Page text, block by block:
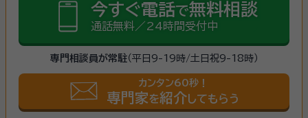
今すぐ電話で無料相談
通話無料／24時間受付中
専門相談員が常駐（平日9-19時/土日祝9-18時）
カンタン60秒！
専門家を紹介 してもらう